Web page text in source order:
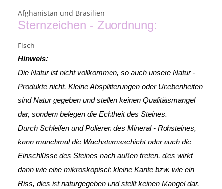
Afghanistan und Brasilien
Sternzeichen - Zuordnung:
Fisch
Hinweis:
Die Natur ist nicht vollkommen, so auch unsere Natur -
Produkte nicht. Kleine Absplitterungen oder Unebenheiten
sind Natur gegeben und stellen keinen Qualitätsmangel
dar, sondern belegen die Echtheit des Steines.
Durch Schleifen und Polieren des Mineral - Rohsteines,
kann manchmal die Wachstumsschicht oder auch die
Einschlüsse des Steines nach außen treten, dies wirkt
dann wie eine mikroskopisch kleine Kante bzw. wie ein
Riss, dies ist naturgegeben und stellt keinen Mangel dar.